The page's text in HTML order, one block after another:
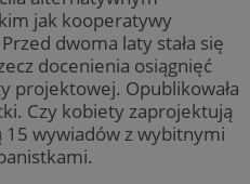
jak kooperatywy
dwoma laty stała się
docenienia osiągnięć
projektowej. Opublikowała
Czy kobiety zaprojektują
15 wywiadów z wybitnymi